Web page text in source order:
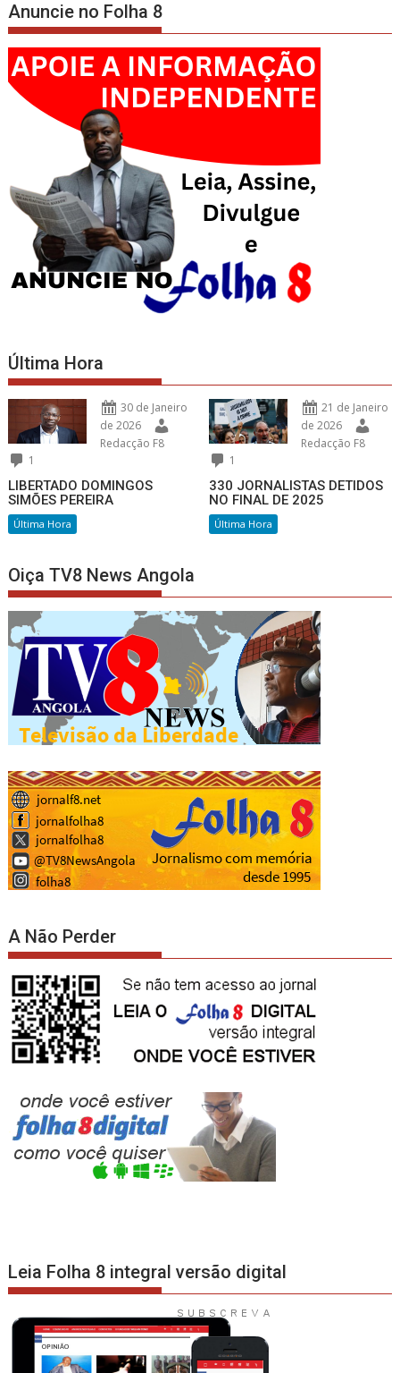
Anuncie no Folha 8
Última Hora
30 de Janeiro
de 2026
Redacção F8
1
LIBERTADO DOMINGOS
SIMÕES PEREIRA
Última Hora
21 de Janeiro
de 2026
Redacção F8
1
330 JORNALISTAS DETIDOS
NO FINAL DE 2025
Última Hora
Oiça TV8 News Angola
A Não Perder
Leia Folha 8 integral versão digital